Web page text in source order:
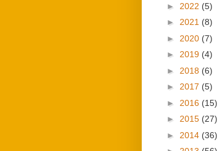
► 2022 (5)
► 2021 (8)
► 2020 (7)
► 2019 (4)
► 2018 (6)
► 2017 (5)
► 2016 (15)
► 2015 (27)
► 2014 (36)